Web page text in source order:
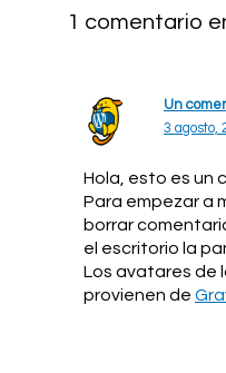
1 comentario
Un
3 agosto,
Hola, esto es un
Para empezar a
borrar
el escritorio la
Los avatares de
provienen de